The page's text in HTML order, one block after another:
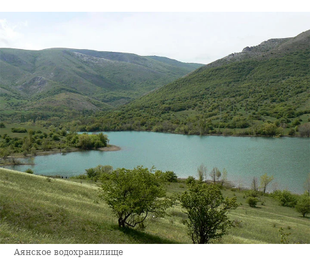
Аянское водохранилище